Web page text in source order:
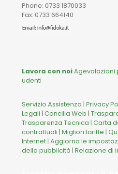
Phone: 0733 1870033
Fax: 0733 664140
Lavora con noiAgevolazioni
udenti
Servizio Assistenza | Privacy
Legali | Concilia Web |
Trasparenza Tecnica | Carta
contrattuali | Migliori tariffe |
Internet| Aggiorna le
della pubblicità | Relazione di